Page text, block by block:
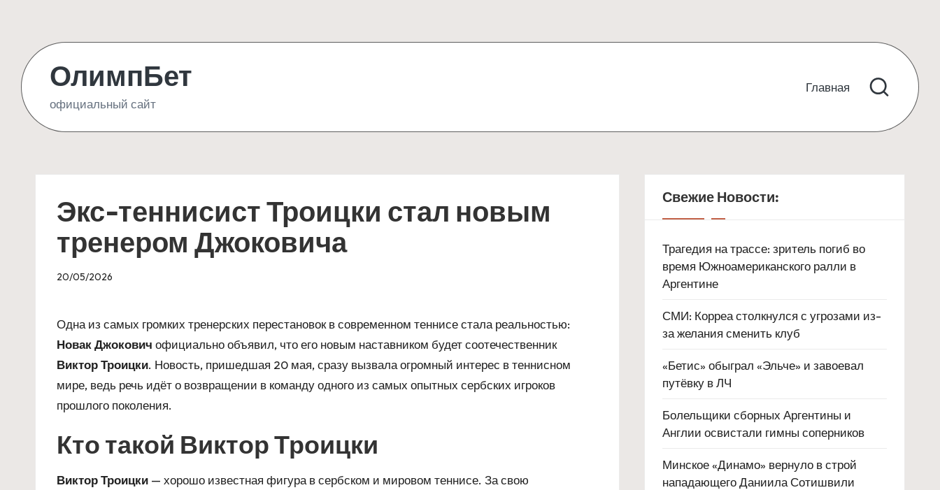
content
ОлимпБет
официальный сайт
Главная
Экс-теннисист Троицки стал новым
тренером Джоковича
20/05/2026
Одна из самых громких тренерских перестановок в современном теннисе стала реальностью:
Новак Джокович официально объявил, что его новым наставником будет соотечественник
Виктор Троицки. Новость, пришедшая 20 мая, сразу вызвала огромный интерес в теннисном
мире, ведь речь идёт о возвращении в команду одного из самых опытных сербских игроков
прошлого поколения.
Кто такой Виктор Троицки
Виктор Троицки — хорошо известная фигура в сербском и мировом теннисе. За свою
Свежие Новости:
Трагедия на трассе: зритель погиб во
время Южноамериканского ралли в
Аргентине
СМИ: Корреа столкнулся с угрозами из-
за желания сменить клуб
«Бетис» обыграл «Эльче» и завоевал
путёвку в ЛЧ
Болельщики сборных Аргентины и
Англии освистали гимны соперников
Минское «Динамо» вернуло в строй
нападающего Даниила Сотишвили